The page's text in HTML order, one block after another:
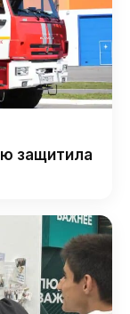
защитила